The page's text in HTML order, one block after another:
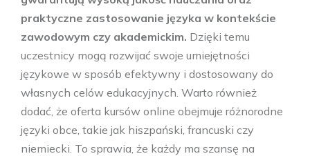
praktyczne zastosowanie języka w kontekście
zawodowym czy akademickim. Dzięki temu
uczestnicy mogą rozwijać swoje umiejętności
językowe w sposób efektywny i dostosowany do
własnych celów edukacyjnych. Warto również
dodać, że oferta kursów online obejmuje różnorodne
języki obce, takie jak hiszpański, francuski czy
niemiecki. To sprawia, że każdy ma szansę na